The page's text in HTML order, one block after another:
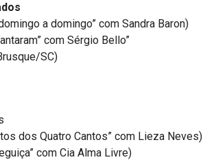
a domingo” com Sandra Baron)
com Sérgio Bello”
SC)
dos Quatro Cantos” com Lieza Neves)
com Cia Alma Livre)